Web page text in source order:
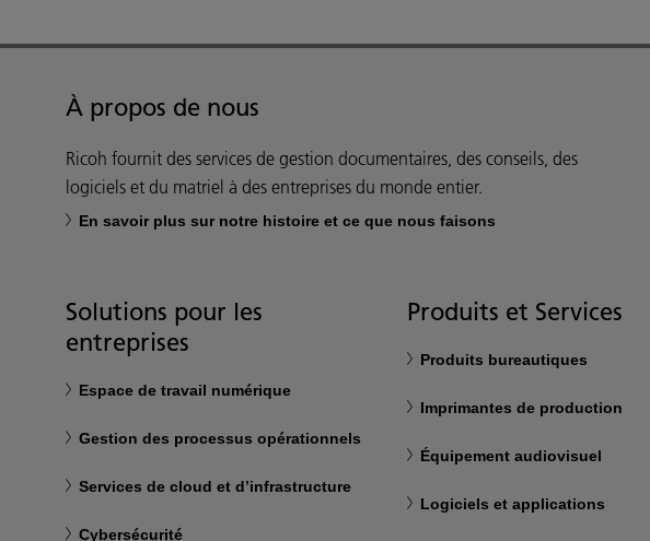
À propos de nous
Ricoh fournit des services de gestion documentaires, des conseils, des
logiciels et du matriel à des entreprises du monde entier.
En savoir plus sur notre histoire et ce que nous faisons
Solutions pour les
entreprises
Espace de travail numérique
Gestion des processus opérationnels
Services de cloud et d’infrastructure
Cybersécurité
Produits et Services
Produits bureautiques
Imprimantes de production
Équipement audiovisuel
Logiciels et applications